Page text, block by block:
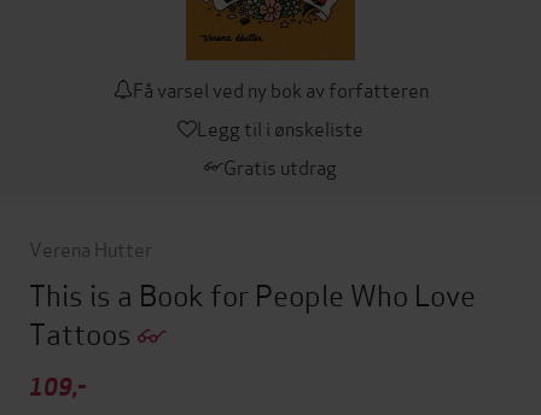
Få varsel ved ny bok av forfatteren
Legg til i ønskeliste
Gratis utdrag
Verena Hutter
This is a Book for People Who Love
Tattoos
109,-